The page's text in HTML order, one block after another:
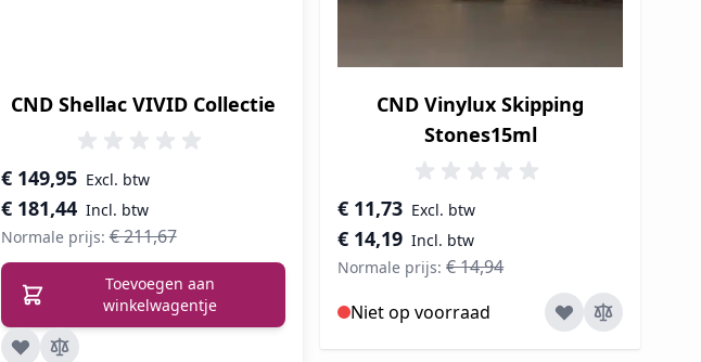
CND Shellac VIVID Collectie
Speciale prijs
€ 181,44
€ 149,95
Normale prijs: € 211,67
Toevoegen aan
winkelwagentje
CND Vinylux Skipping
Stones15ml
Speciale prijs
€ 14,19
€ 11,73
Normale prijs: € 14,94
Niet op voorraad